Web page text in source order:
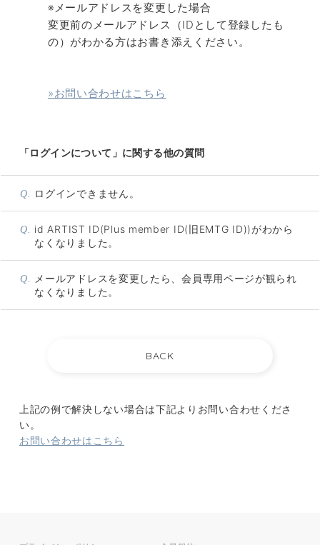
※メールアドレスを変更した場合
変更前のメールアドレス（IDとして登録したも
の）がわかる方はお書き添えください。
»お問い合わせはこちら
「ログインについて」に関する他の質問
Q. ログインできません。
Q. id ARTIST ID(Plus member ID(旧EMTG ID))がわから
なくなりました。
Q.
メールアドレスを変更したら、会員専用ページが観られ
なくなりました。
上記の例で解決しない場合は下記よりお問い合わせくださ
い。
お問い合わせはこちら